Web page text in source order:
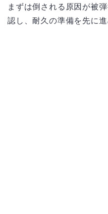
まずは倒される原因が被
認し、耐久の準備を先に進